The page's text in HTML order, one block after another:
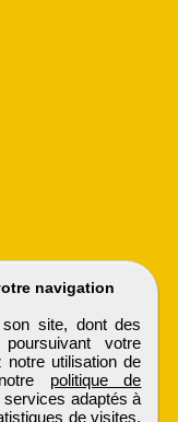
navigation
site, dont des
votre
utilisation de
politique de
adaptés à
de visites.